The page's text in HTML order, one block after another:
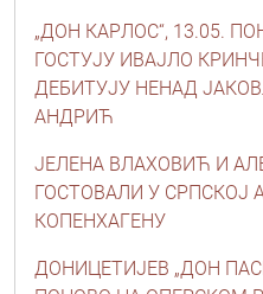
„ДОН КАРЛОС“, 13.05.
ГОСТУЈУ ИВАЈЛО
ДЕБИТУЈУ НЕНАД
АНДРИЋ
ЈЕЛЕНА ВЛАХОВИЋ И
ГОСТОВАЛИ У СРПСКОЈ
КОПЕНХАГЕНУ
ДОНИЦЕТИЈЕВ „ДОН